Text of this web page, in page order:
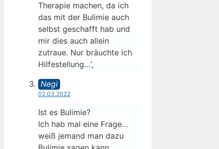
Therapie machen, da ich
das mit der Bulimie auch
selbst geschafft hab und
mir dies auch allein
zutraue. Nur bräuchte ich
Hilfestellung…‘,
Negi
02.03.2022
Ist es Bulimie?
Ich hab mal eine Frage…
weiß jemand man dazu